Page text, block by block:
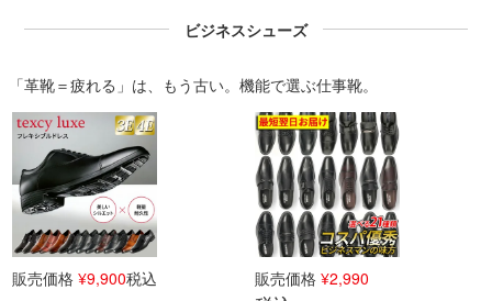
ビジネスシューズ
「革靴＝疲れる」は、もう古い。機能で選ぶ仕事靴。
販売価格 ¥9,900税込 販売価格 ¥2,990